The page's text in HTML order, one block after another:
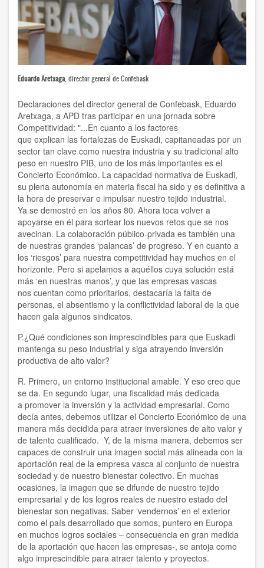
Eduardo Aretxaga , director general de Confebask
Declaraciones del director general de Confebask, Eduardo
Aretxaga, a APD tras participar en una jornada sobre
Competitividad: "...En cuanto a los factores
que explican las fortalezas de Euskadi, capitaneadas por un
sector tan clave como nuestra industria y su tradicional alto
peso en nuestro PIB, uno de los más importantes es el
Concierto Económico. La capacidad normativa de Euskadi,
su plena autonomía en materia fiscal ha sido y es definitiva a
la hora de preservar e impulsar nuestro tejido industrial.
Ya se demostró en los años 80. Ahora toca volver a
apoyarse en él para sortear los nuevos retos que se nos
avecinan. La colaboración público-privada es también una
de nuestras grandes ‘palancas’ de progreso. Y en cuanto a
los ‘riesgos’ para nuestra competitividad hay muchos en el
horizonte. Pero si apelamos a aquéllos cuya solución está
más ‘en nuestras manos’, y que las empresas vascas
nos cuentan como prioritarios, destacaría la falta de
personas, el absentismo y la conflictividad laboral de la que
hacen gala algunos sindicatos.
P.¿Qué condiciones son imprescindibles para que Euskadi
mantenga su peso industrial y siga atrayendo inversión
productiva de alto valor?
R. Primero, un entorno institucional amable. Y eso creo que
se da. En segundo lugar, una fiscalidad más dedicada
a promover la inversión y la actividad empresarial. Como
decía antes, debemos utilizar el Concierto Económico de una
manera más decidida para atraer inversiones de alto valor y
de talento cualificado. Y, de la misma manera, debemos ser
capaces de construir una imagen social más alineada con la
aportación real de la empresa vasca al conjunto de nuestra
sociedad y de nuestro bienestar colectivo. En muchas
ocasiones, la imagen que se difunde de nuestro tejido
empresarial y de los logros reales de nuestro estado del
bienestar son negativas. Saber ‘vendernos’ en el exterior
como el país desarrollado que somos, puntero en Europa
en muchos logros sociales – consecuencia en gran medida
de la aportación que hacen las empresas-, se antoja como
algo imprescindible para atraer talento y proyectos.